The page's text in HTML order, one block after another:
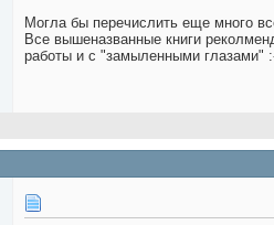
Могла бы перечислить еще много
Все вышеназванные книги
работы и с "замыленными глазами"